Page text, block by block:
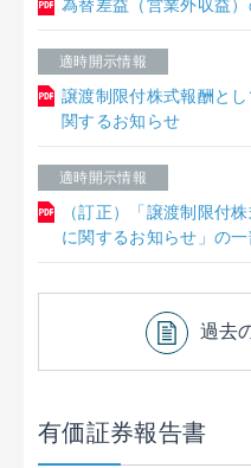
為替差益（営業外収益
適時開示情報
譲渡制限付株式報酬と
関するお知らせ
適時開示情報
（訂正）「譲渡制限付
に関するお知らせ」の
過去
有価証券報告書